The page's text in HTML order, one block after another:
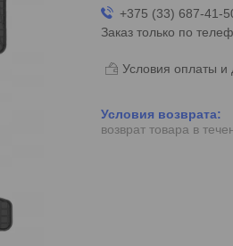
+375 (33) 687-41-
Заказ только по
Условия оплаты и
возврат товара в